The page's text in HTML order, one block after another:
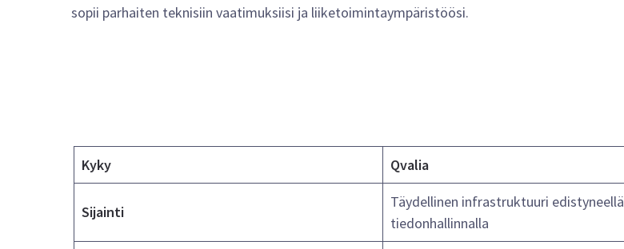
sopii parhaiten teknisiin vaatimuksiisi ja liiketoimintaympäristöösi.
Kyky Qvalia
Sijainti
Täydellinen infrastruktuuri edistyneellä
tiedonhallinnalla